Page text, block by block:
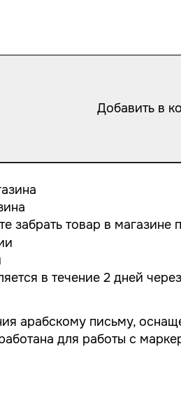
Добавить в
забрать товар в
в течение 2 дней
арабскому письму,
для работы с